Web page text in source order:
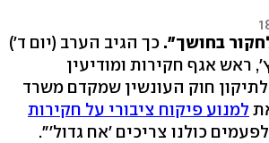
בחושך". כך הגיב הערב (יום ד')
ראש אגף חקירות ומודיעין
חוק העונשין שמקדם משרד
למנוע פיקוח ציבורי על חקירות
כולנו צריכים 'אח גדול'".